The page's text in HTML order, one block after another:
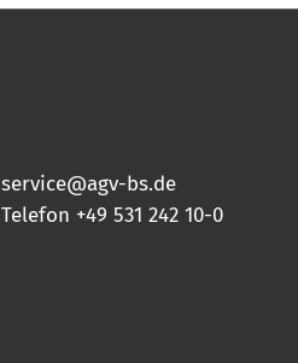
service@agv-bs.de
Telefon +49 531 242 10-0